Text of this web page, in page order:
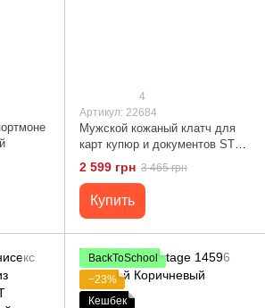
4
Артикул: 22684
Мужской кожаный клатч для
карт купюр и документов ST
Leather 22684 Черный
2 599 грн 3 465 грн
Купить
BackToSchool
−23%
Кешбек